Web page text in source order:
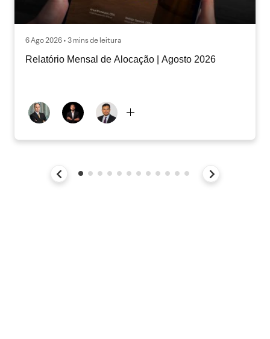
6 Ago 2026 • 3 mins de leitura
Relatório Mensal de Alocação | Agosto 2026